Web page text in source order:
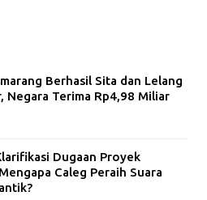
Berhasil Sita dan Lelang
Negara Terima Rp4,98 Miliar
Dugaan Proyek
Caleg Peraih Suara